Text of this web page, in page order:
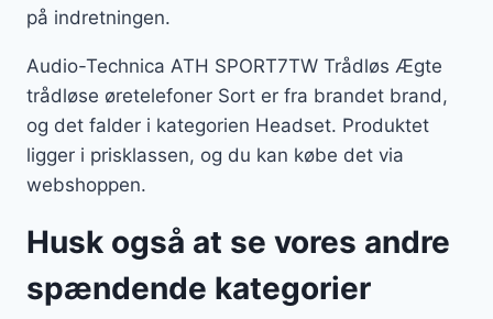
på indretningen.
Audio-Technica ATH SPORT7TW Trådløs Ægte
trådløse øretelefoner Sort er fra brandet brand,
og det falder i kategorien Headset. Produktet
ligger i prisklassen, og du kan købe det via
webshoppen.
Husk også at se vores andre
spændende kategorier